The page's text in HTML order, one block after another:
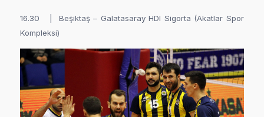
16.30 | Beşiktaş – Galatasaray HDI Sigorta (Akatlar Spor
Kompleksi)